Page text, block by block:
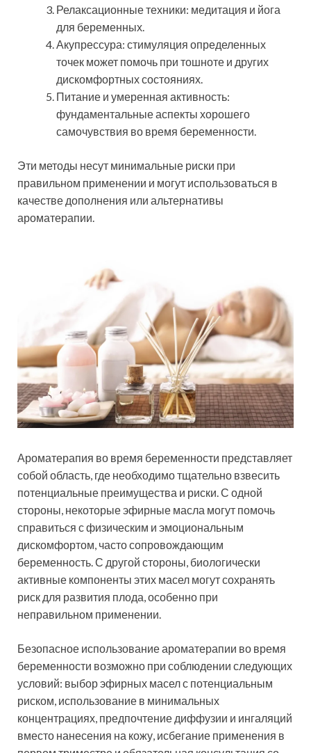
Релаксационные техники: медитация и йога
для беременных.
Акупрессура: стимуляция определенных
точек может помочь при тошноте и других
дискомфортных состояниях.
Питание и умеренная активность:
фундаментальные аспекты хорошего
самочувствия во время беременности.
Эти методы несут минимальные риски при
правильном применении и могут использоваться в
качестве дополнения или альтернативы
ароматерапии.
Ароматерапия во время беременности представляет
собой область, где необходимо тщательно взвесить
потенциальные преимущества и риски. С одной
стороны, некоторые эфирные масла могут помочь
справиться с физическим и эмоциональным
дискомфортом, часто сопровождающим
беременность. С другой стороны, биологически
активные компоненты этих масел могут сохранять
риск для развития плода, особенно при
неправильном применении.
Безопасное использование ароматерапии во время
беременности возможно при соблюдении следующих
условий: выбор эфирных масел с потенциальным
риском, использование в минимальных
концентрациях, предпочтение диффузии и ингаляций
вместо нанесения на кожу, исбегание применения в